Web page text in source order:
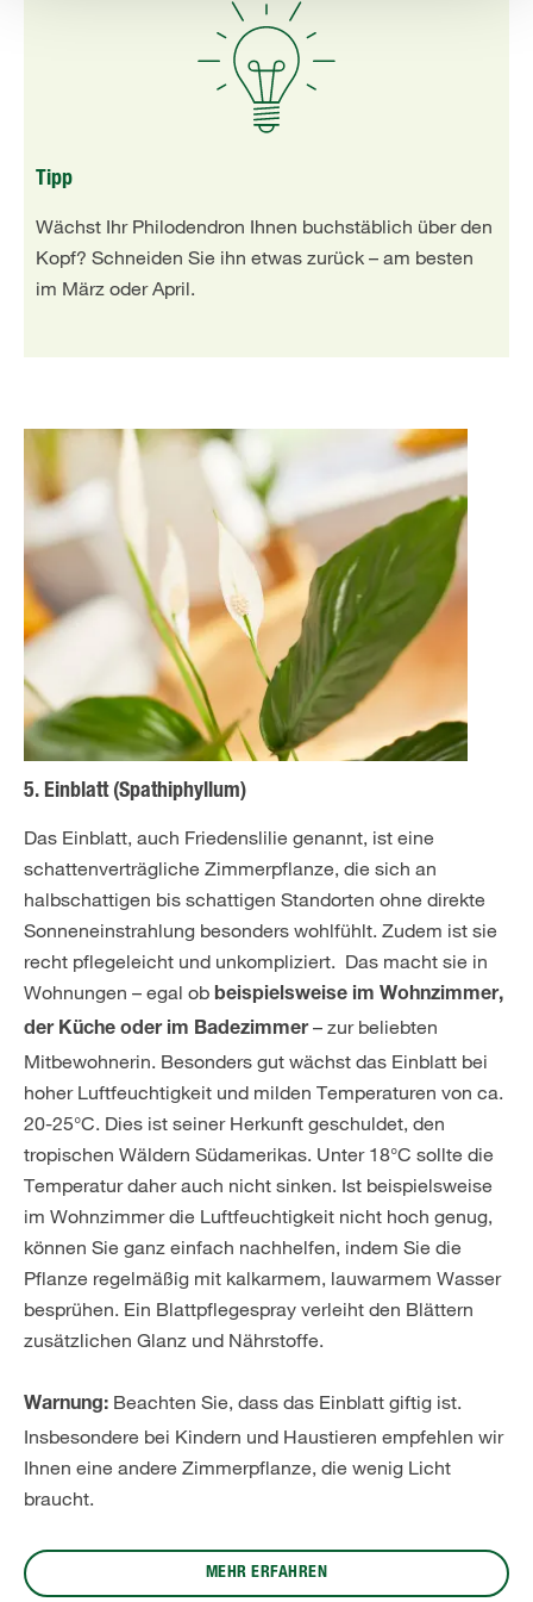
Tipp
Wächst Ihr Philodendron Ihnen buchstäblich über den
Kopf? Schneiden Sie ihn etwas zurück – am besten
im März oder April.
5. Einblatt (Spathiphyllum)
Das Einblatt, auch Friedenslilie genannt, ist eine
schattenverträgliche Zimmerpflanze, die sich an
halbschattigen bis schattigen Standorten ohne direkte
Sonneneinstrahlung besonders wohlfühlt. Zudem ist sie
recht pflegeleicht und unkompliziert. Das macht sie in
Wohnungen – egal ob beispielsweise im Wohnzimmer,
der Küche oder im Badezimmer– zur beliebten
Mitbewohnerin. Besonders gut wächst das Einblatt bei
hoher Luftfeuchtigkeit und milden Temperaturen von ca.
20-25°C. Dies ist seiner Herkunft geschuldet, den
tropischen Wäldern Südamerikas. Unter 18°C sollte die
Temperatur daher auch nicht sinken. Ist beispielsweise
im Wohnzimmer die Luftfeuchtigkeit nicht hoch genug,
können Sie ganz einfach nachhelfen, indem Sie die
Pflanze regelmäßig mit kalkarmem, lauwarmem Wasser
besprühen. Ein Blattpflegespray verleiht den Blättern
zusätzlichen Glanz und Nährstoffe.
Warnung: Beachten Sie, dass das Einblatt giftig ist.
Insbesondere bei Kindern und Haustieren empfehlen wir
Ihnen eine andere Zimmerpflanze, die wenig Licht
braucht.
MEHR ERFAHREN